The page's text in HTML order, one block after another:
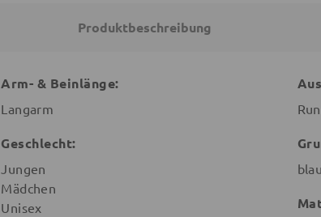
Produktbeschreibung
Arm- & Beinlänge:
Langarm
Geschlecht:
Jungen
Mädchen
Unisex
blau